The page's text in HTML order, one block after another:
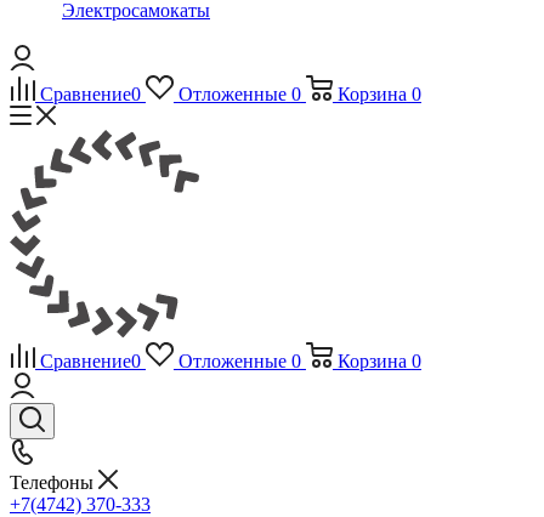
Электросамокаты
Сравнение0 Отложенные 0 Корзина 0
Сравнение0 Отложенные 0 Корзина 0
Телефоны
+7(4742) 370-333